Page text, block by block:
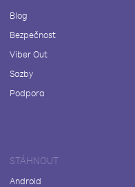
Blog
Bezpečnost
Viber Out
Sazby
Podpora
STÁHNOUT
Android